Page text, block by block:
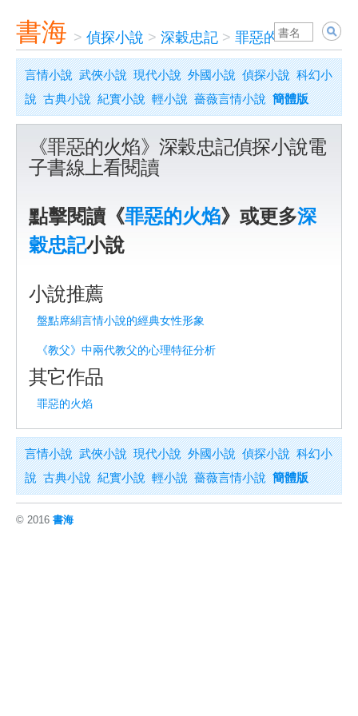
書海 > 偵探小說 > 深穀忠記 > 罪惡的火焰
言情小說 武俠小說 現代小說 外國小說 偵探小說 科幻小
說 古典小說 紀實小說 輕小說 薔薇言情小說 簡體版
《罪惡的火焰》深穀忠記偵探小說電
子書線上看閱讀
點擊閱讀《罪惡的火焰》或更多深
穀忠記小說
小說推薦
盤點席絹言情小說的經典女性形象
《教父》中兩代教父的心理特征分析
其它作品
罪惡的火焰
言情小說 武俠小說 現代小說 外國小說 偵探小說 科幻小
說 古典小說 紀實小說 輕小說 薔薇言情小說 簡體版
© 2016 書海